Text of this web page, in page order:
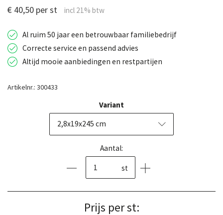
€ 40,50 per st
Al ruim 50 jaar een betrouwbaar familiebedrijf
Correcte service en passend advies
Altijd mooie aanbiedingen en restpartijen
Artikelnr.: 300433
Variant
2,8x19x245 cm
Aantal:
st
Prijs per st: